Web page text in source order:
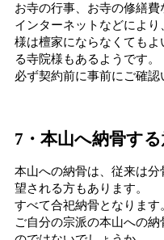
お寺の行事、お寺の修繕費
インターネットなどによ
様は檀家にならなくても
る寺院様もあるようです。
必ず契約前に事前にご確認
7・本山へ納骨す
本山への納骨は、従来は
望される方もあります。
すべて合祀納骨となります
ご自分の宗派の本山への